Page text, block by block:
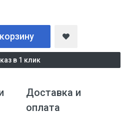
в 1 клик
Доставка и
оплата